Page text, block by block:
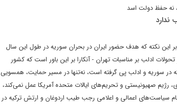
نه حفظ دولت اسد
ندارد
این نکته که هدف حضور ایران در بحران سوریه در طول این سال
ادلب بر مناسبات تهران - آنکارا بر این باور است که کشور
سوریه و ادلب پی گرفته است، نه‌تنها در مسیر حمایت، همسویی
رژیم صهیونیستی و تحریم‌های ایالات متحده آمریکا عمل نمی‌کند،
سیاست‌های اعمالی و اعلامی رجب طیب اردوغان و ارتش ترکیه در